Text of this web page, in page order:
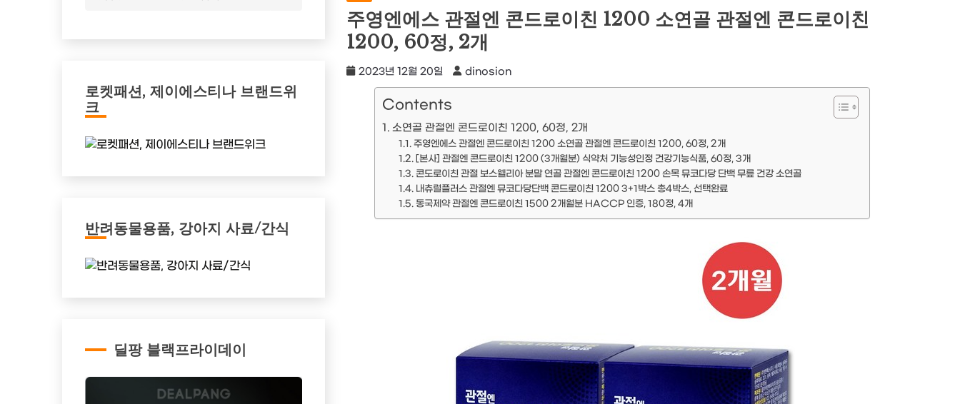
주영엔에스 관절엔 콘드로이친 1200 소연골 관절엔 콘드로이친
1200, 60정, 2개
2023년 12월 20일 dinosion
Contents
소연골 관절엔 콘드로이친 1200, 60정, 2개
주영엔에스 관절엔 콘드로이친 1200 소연골 관절엔 콘드로이친 1200, 60정, 2개
[본사] 관절엔 콘드로이친 1200 (3개월분) 식약처 기능성인정 건강기능식품, 60정, 3개
콘도로이친 관절 보스웰리아 분말 연골 관절엔 콘드로이친 1200 손목 뮤코다당 단백 무릎 건강 소연골
내츄럴플러스 관절엔 뮤코다당단백 콘드로이친 1200 3+1박스 총4박스, 선택완료
동국제약 관절엔 콘드로이친 1500 2개월분 HACCP 인증, 180정, 4개
로켓패션, 제이에스티나 브랜드위
크
반려동물용품, 강아지 사료/간식
딜팡 블랙프라이데이